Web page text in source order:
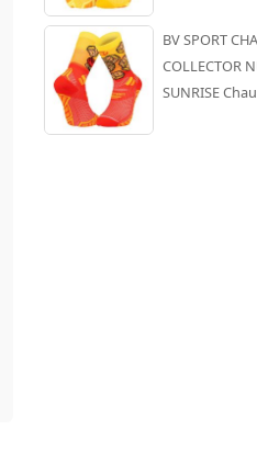
BV SPORT
COLLECTOR
SUNRISE